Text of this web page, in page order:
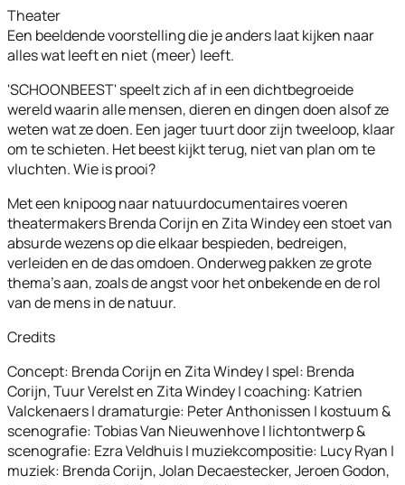
Theater
Een beeldende voorstelling die je anders laat kijken naar
alles wat leeft en niet (meer) leeft.
'SCHOONBEEST' speelt zich af in een dichtbegroeide
wereld waarin alle mensen, dieren en dingen doen alsof ze
weten wat ze doen. Een jager tuurt door zijn tweeloop, klaar
om te schieten. Het beest kijkt terug, niet van plan om te
vluchten. Wie is prooi?
Met een knipoog naar natuurdocumentaires voeren
theatermakers Brenda Corijn en Zita Windey een stoet van
absurde wezens op die elkaar bespieden, bedreigen,
verleiden en de das omdoen. Onderweg pakken ze grote
thema’s aan, zoals de angst voor het onbekende en de rol
van de mens in de natuur.
Credits
Concept: Brenda Corijn en Zita Windey | spel: Brenda
Corijn, Tuur Verelst en Zita Windey | coaching: Katrien
Valckenaers | dramaturgie: Peter Anthonissen | kostuum &
scenografie: Tobias Van Nieuwenhove | lichtontwerp &
scenografie: Ezra Veldhuis | muziekcompositie: Lucy Ryan |
muziek: Brenda Corijn, Jolan Decaestecker, Jeroen Godon,